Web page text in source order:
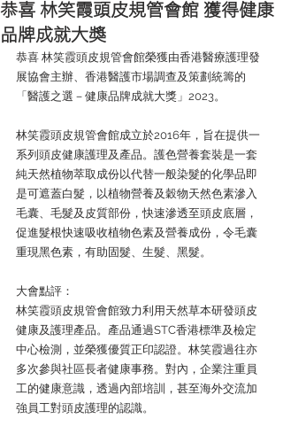
恭喜 林笑霞頭皮規管會館 獲得健康
品牌成就大獎
恭喜 林笑霞頭皮規管會館榮獲由香港醫療護理發
展協會主辦、香港醫護市場調查及策劃統籌的
「醫護之選－健康品牌成就大獎」2023。
林笑霞頭皮規管會館成立於2016年，旨在提供一
系列頭皮健康護理及產品。護色營養套裝是一套
純天然植物萃取成份以代替一般染髮的化學品即
是可遮蓋白髮，以植物營養及穀物天然色素滲入
毛囊、毛髮及皮質部份，快速滲透至頭皮底層，
促進髮根快速吸收植物色素及營養成份，令毛囊
重現黑色素，有助固髮、生髮、黑髮。
大會點評：
林笑霞頭皮規管會館致力利用天然草本研發頭皮
健康及護理產品。產品通過STC香港標準及檢定
中心檢測，並榮獲優質正印認證。林笑霞過往亦
多次參與社區長者健康事務。對內，企業注重員
工的健康意識，透過內部培訓，甚至海外交流加
強員工對頭皮護理的認識。